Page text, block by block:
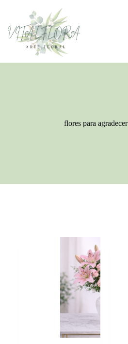
flores para agradecer